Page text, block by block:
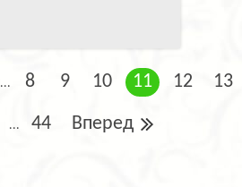
... 8 9 10 11 12 13
... 44 Вперед